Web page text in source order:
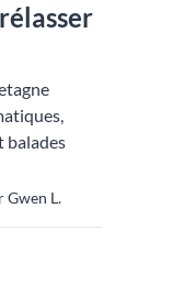
balades
Gwen L.